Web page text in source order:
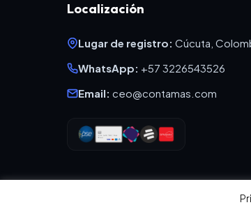
Localización
Lugar de registro: Cúcuta,
WhatsApp: +57 3226543526
Email: ceo@contamas.com